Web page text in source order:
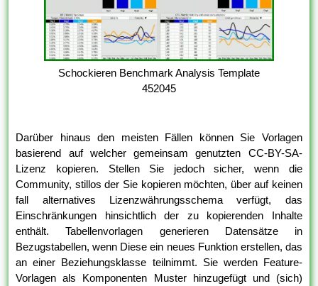
Schockieren Benchmark Analysis Template
452045
Darüber hinaus den meisten Fällen können Sie Vorlagen
basierend auf welcher gemeinsam genutzten CC-BY-SA-
Lizenz kopieren. Stellen Sie jedoch sicher, wenn die
Community, stillos der Sie kopieren möchten, über auf keinen
fall alternatives Lizenzwährungsschema verfügt, das
Einschränkungen hinsichtlich der zu kopierenden Inhalte
enthält. Tabellenvorlagen generieren Datensätze in
Bezugstabellen, wenn Diese ein neues Funktion erstellen, das
an einer Beziehungsklasse teilnimmt. Sie werden Feature-
Vorlagen als Komponenten Muster hinzugefügt und (sich)